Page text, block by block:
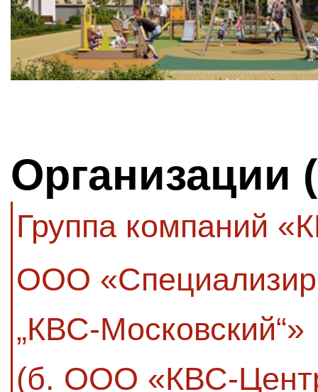
Организации
Группа компаний
ООО
„КВС-Московский“»
(б. ООО «КВС-